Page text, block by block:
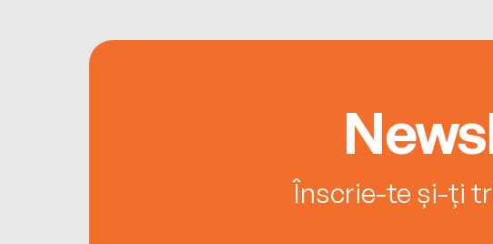
Înscrie-te și-ți